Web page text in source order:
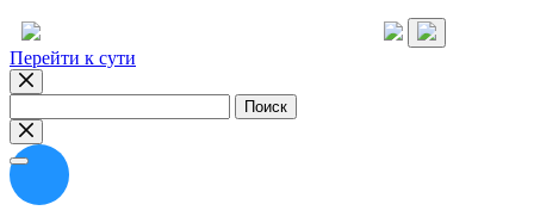
Перейти к сути